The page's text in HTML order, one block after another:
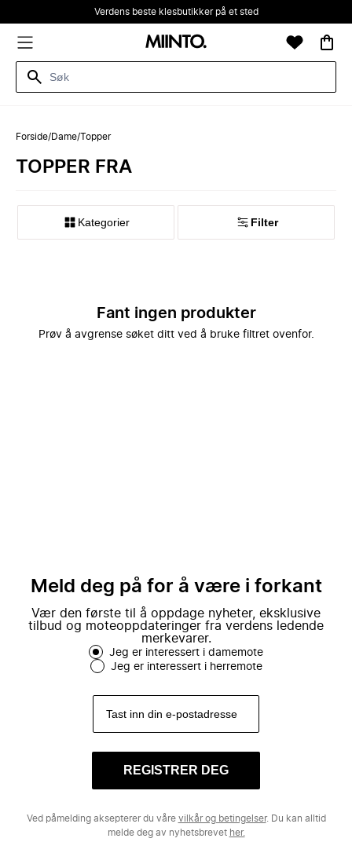
Verdens beste klesbutikker på et sted
Forside/Dame/Topper
TOPPER FRA
Kategorier Filter
Fant ingen produkter
Prøv å avgrense søket ditt ved å bruke filtret ovenfor.
Meld deg på for å være i forkant
Vær den første til å oppdage nyheter, eksklusive
tilbud og moteoppdateringer fra verdens ledende
merkevarer.
Jeg er interessert i damemote
Jeg er interessert i herremote
REGISTRER DEG
Ved påmelding aksepterer du våre vilkår og betingelser. Du kan alltid
melde deg av nyhetsbrevet her.